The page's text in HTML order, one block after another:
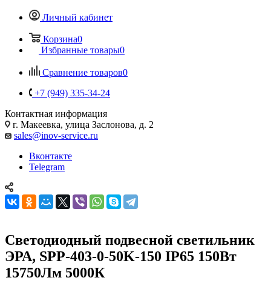
Личный кабинет
Корзина0
Избранные товары0
Сравнение товаров0
+7 (949) 335-34-24
Контактная информация
г. Макеевка, улица Заслонова, д. 2
sales@inov-service.ru
Вконтакте
Telegram
Светодиодный подвесной светильник
ЭРА, SPP-403-0-50K-150 IP65 150Вт
15750Лм 5000К